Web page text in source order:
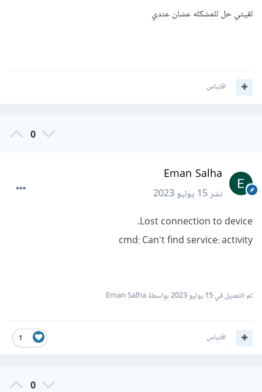
لقيتي حل للمشكله عشان عندي
اقتباس
0
Eman Salha
نشر15 يوليو 2023
Lost connection to device.
cmd: Can't find service: activity
تم التعديل في15 يوليو 2023 بواسطة Eman Salha
1 اقتباس
0